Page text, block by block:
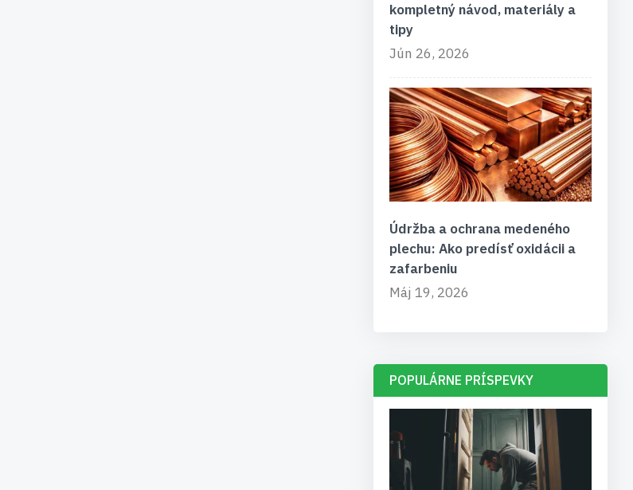
kompletný návod, materiály a
tipy
Jún 26, 2026
Údržba a ochrana medeného
plechu: Ako predísť oxidácii a
zafarbeniu
Máj 19, 2026
POPULÁRNE PRÍSPEVKY